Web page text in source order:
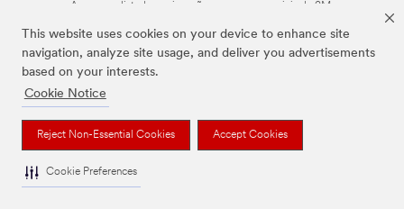
This website uses cookies on your device to enhance site
navigation, analyze site usage, and deliver you advertisements
based on your interests.
Cookie Notice
Reject Non-Essential Cookies Accept Cookies
Cookie Preferences
As marcas listadas a cima são marcas comerciais da 3M.